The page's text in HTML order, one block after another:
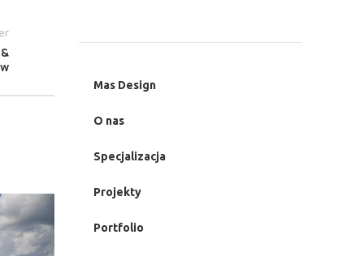
27
Mas Design
O nas
Specjalizacja
Projekty
Portfolio